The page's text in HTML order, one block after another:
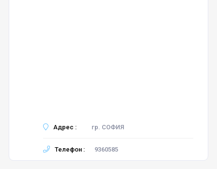
Адрес : гр. СОФИЯ
Телефон : 9360585